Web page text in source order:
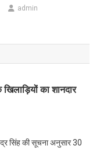
admin
खिलाड़ियों का शानदार
सिंह की सूचना अनुसार 30